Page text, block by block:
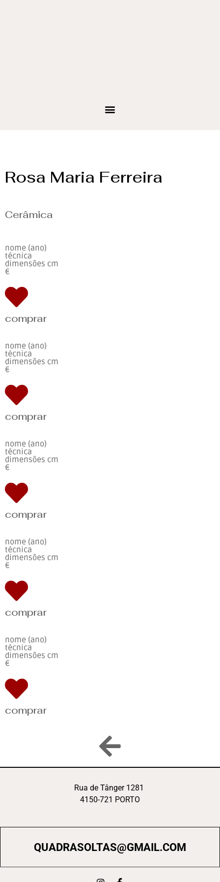
Rosa Maria Ferreira
Cerâmica
nome (ano)
técnica
dimensões cm
€
comprar
nome (ano)
técnica
dimensões cm
€
comprar
nome (ano)
técnica
dimensões cm
€
comprar
nome (ano)
técnica
dimensões cm
€
comprar
nome (ano)
técnica
dimensões cm
€
comprar
Rua de Tânger 1281
4150-721 PORTO
QUADRASOLTAS@GMAIL.COM